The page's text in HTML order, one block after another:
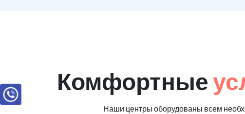
Комфортные
Наши центры оборудованы всем